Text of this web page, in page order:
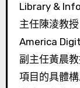
Library &
主任陳淩教
America
副主任黃晨
項目的具體